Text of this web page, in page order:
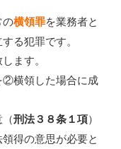
の横領罪を業務者と
る犯罪です。
ます。
横領した場合に成
（刑法３８条１項）
得の意思が必要と